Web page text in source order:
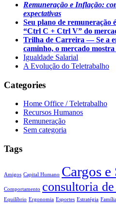
Remuneração e Inflação:
expectativas
Seu plano de remuneração
“Ctrl C + Ctrl V” do
Trilha de Carreira — Se a
caminho, o mercado mostra
Igualdade Salarial
A Evolução do Teletrabalho
Categories
Home Office / Teletrabalho
Recursos Humanos
Remuneração
Sem categoria
Tags
Amigos Capital Humano Cargos e
Comportamento consultoria
Equilíbrio Ergonomia Esportes Estratégia